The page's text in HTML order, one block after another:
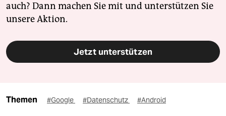
auch? Dann machen Sie mit und unterstützen Sie
unsere Aktion.
Jetzt unterstützen
Themen #Google #Datenschutz #Android